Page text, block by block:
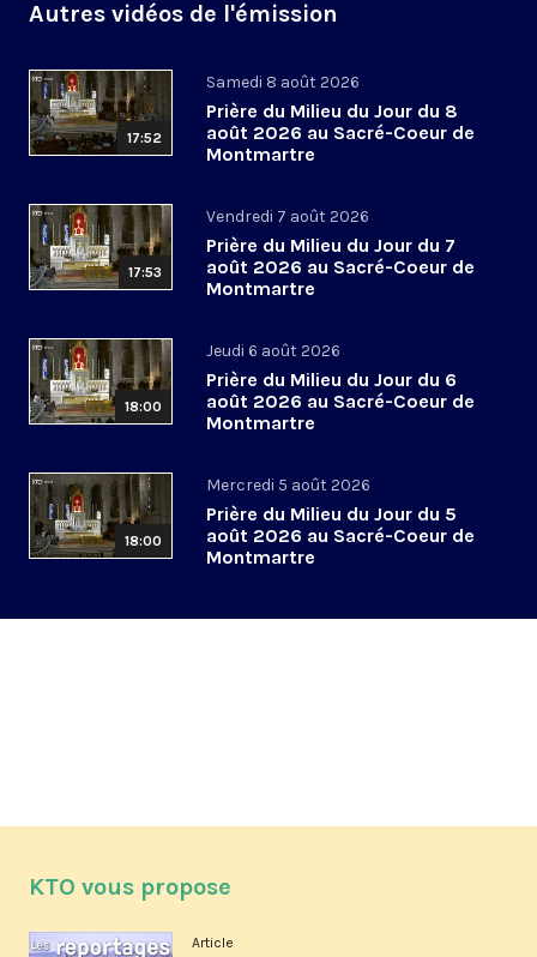
Autres vidéos de l'émission
17:52
Samedi 8 août 2026
Prière du Milieu du Jour du 8
août 2026 au Sacré-Coeur de
Montmartre
17:53
Vendredi 7 août 2026
Prière du Milieu du Jour du 7
août 2026 au Sacré-Coeur de
Montmartre
18:00
Jeudi 6 août 2026
Prière du Milieu du Jour du 6
août 2026 au Sacré-Coeur de
Montmartre
18:00
Mercredi 5 août 2026
Prière du Milieu du Jour du 5
août 2026 au Sacré-Coeur de
Montmartre
KTO vous propose
Article